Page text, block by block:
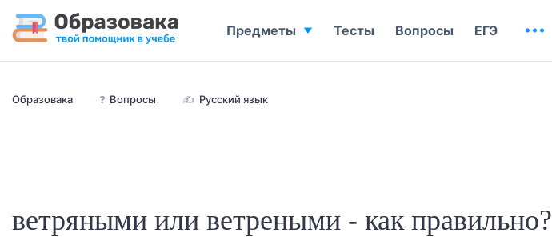
Образовака ❓ Вопросы ✍ Русский язык
ветряными или ветреными - как правильно?
Предметы Тесты Вопросы ЕГЭ